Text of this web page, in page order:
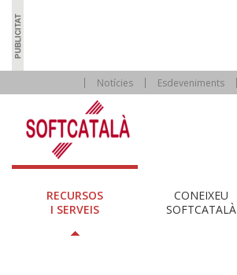
Notícies Esdeveniments
RECURSOS
I SERVEIS
CONEIXEU
SOFTCATALÀ